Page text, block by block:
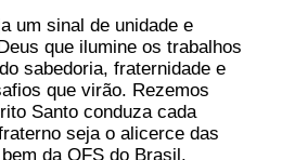
um sinal de unidade e
que ilumine os trabalhos
sabedoria, fraternidade e
que virão. Rezemos
Santo conduza cada
seja o alicerce das
da OFS do Brasil.